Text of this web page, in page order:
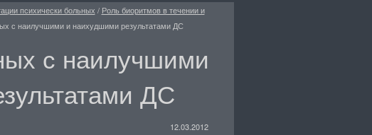
психически больных / Роль биоритмов в течении и
с наилучшими и наихудшими результатами ДС
с наилучшими
ДС
12.03.2012